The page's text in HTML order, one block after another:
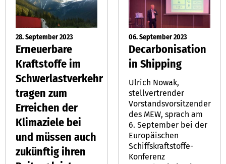
28. September 2023
Erneuerbare
Kraftstoffe im
Schwerlastverkehr
tragen zum
Erreichen der
Klimaziele bei
und müssen auch
zukünftig ihren
06. September 2023
Decarbonisation
in Shipping
Ulrich Nowak,
stellvertrender
Vorstandsvorsitzender
des MEW, sprach am
6. September bei der
Europäischen
Schiffskraftstoffe-
Konferenz